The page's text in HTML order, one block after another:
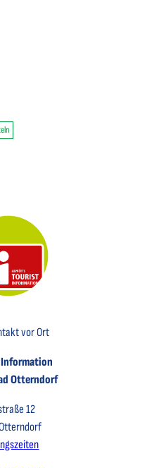
vor Ort
Otterndorf
12